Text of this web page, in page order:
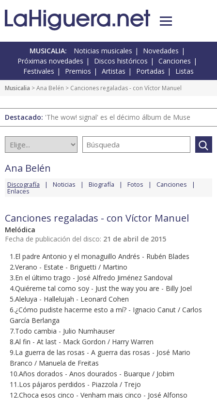
MUSICALIA: Noticias musicales
Novedades
Próximas novedades
Discos históricos
Canciones
Festivales
Premios Artistas Portadas Listas
Musicalia >Ana Belén > Canciones regaladas - con Víctor Manuel
Destacado: 'The wow! signal' es el décimo álbum de Muse
Ana Belén
Discografía Noticias Biografía Fotos Canciones
Enlaces
Canciones regaladas - con Víctor Manuel
Melódica
Fecha de publicación del disco: 21 de abril de 2015
1.El padre Antonio y el monaguillo Andrés - Rubén Blades
2.Verano - Estate - Briguetti / Martino
3.En el último trago - José Alfredo Jiménez Sandoval
4.Quiéreme tal como soy - Just the way you are - Billy Joel
5.Aleluya - Hallelujah - Leonard Cohen
6.¿Cómo pudiste hacerme esto a mí? - Ignacio Canut / Carlos
García Berlanga
7.Todo cambia - Julio Numhauser
8.Al fin - At last - Mack Gordon / Harry Warren
9.La guerra de las rosas - A guerra das rosas - José Mario
Branco / Manuela de Freitas
10.Años dorados - Anos dourados - Buarque / Jobim
11.Los pájaros perdidos - Piazzola / Trejo
12.Choca esos cinco - Venham mais cinco - José Alfonso